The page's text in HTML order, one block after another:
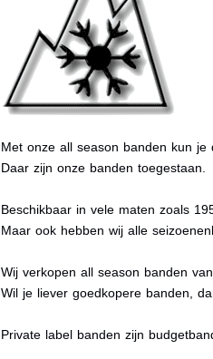
Met onze all season banden kun je
Daar zijn onze banden toegestaan.
Beschikbaar in vele maten zoals
Maar ook hebben wij alle
Wij verkopen all season banden
Wil je liever goedkopere banden,
Private label banden zijn